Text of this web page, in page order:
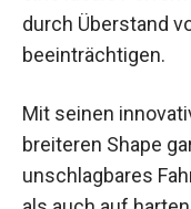
bieten, ohne die
oder Zehen zu
Mit seinen
breiteren Shape
unschlagbares
Pulverschnee als